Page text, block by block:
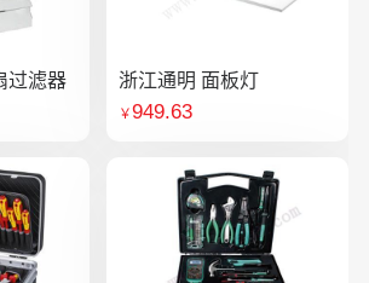
过滤器 浙江通明 面板灯
￥949.63